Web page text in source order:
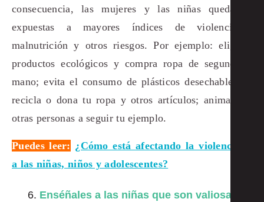
consecuencia, las mujeres y las niñas quedan
expuestas a mayores índices de violencia,
malnutrición y otros riesgos. Por ejemplo: elige
productos ecológicos y compra ropa de segunda
mano; evita el consumo de plásticos desechables;
recicla o dona tu ropa y otros artículos; anima a
otras personas a seguir tu ejemplo.
Puedes leer: ¿Cómo está afectando la violencia
a las niñas, niños y adolescentes?
Enséñales a las niñas que son valiosas